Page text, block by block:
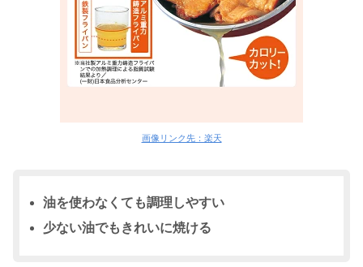
画像リンク先：楽天
油を使わなくても調理しやすい
少ない油でもきれいに焼ける